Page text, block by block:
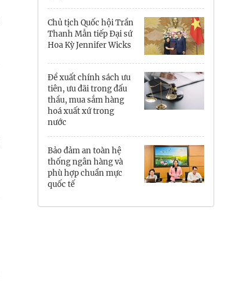
Đồng Tháp
Gia Lai
Hồ Chí Minh
Hà Tĩnh
Hưng Yên
Hải Phòng
Chủ tịch Quốc hội Trần
Thanh Mẫn tiếp Đại sứ
Hoa Kỳ Jennifer Wicks
Đề xuất chính sách ưu
tiên, ưu đãi trong đấu
thầu, mua sắm hàng
hoá xuất xứ trong
nước
Bảo đảm an toàn hệ
thống ngân hàng và
phù hợp chuẩn mực
quốc tế